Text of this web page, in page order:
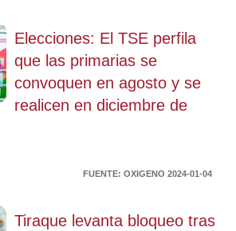
Elecciones: El TSE perfila
que las primarias se
convoquen en agosto y se
realicen en diciembre de
FUENTE: OXIGENO 2024-01-04
Tiraque levanta bloqueo tras